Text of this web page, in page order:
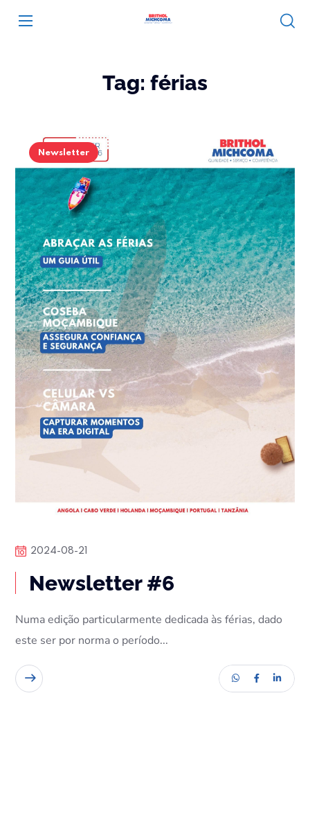
Tag: férias
Newsletter
2024-08-21
Newsletter #6
Numa edição particularmente dedicada às férias, dado
este ser por norma o período...